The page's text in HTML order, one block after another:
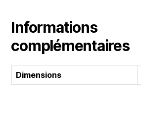
Informations
complémentaires
Dimensions